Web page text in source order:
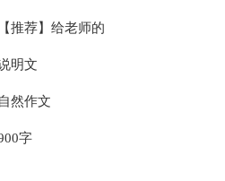
【推荐】给老师的
作文300字集锦六
明文
自然作文
字